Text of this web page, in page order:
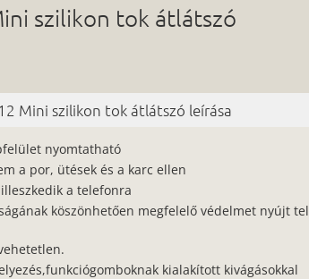
szilikon tok átlátszó
Mini szilikon tok átlátszó leírása
nyomtatható
a por, ütések és a karc ellen
a telefonra
köszönhetően megfelelő védelmet nyújt
kialakított kivágásokkal